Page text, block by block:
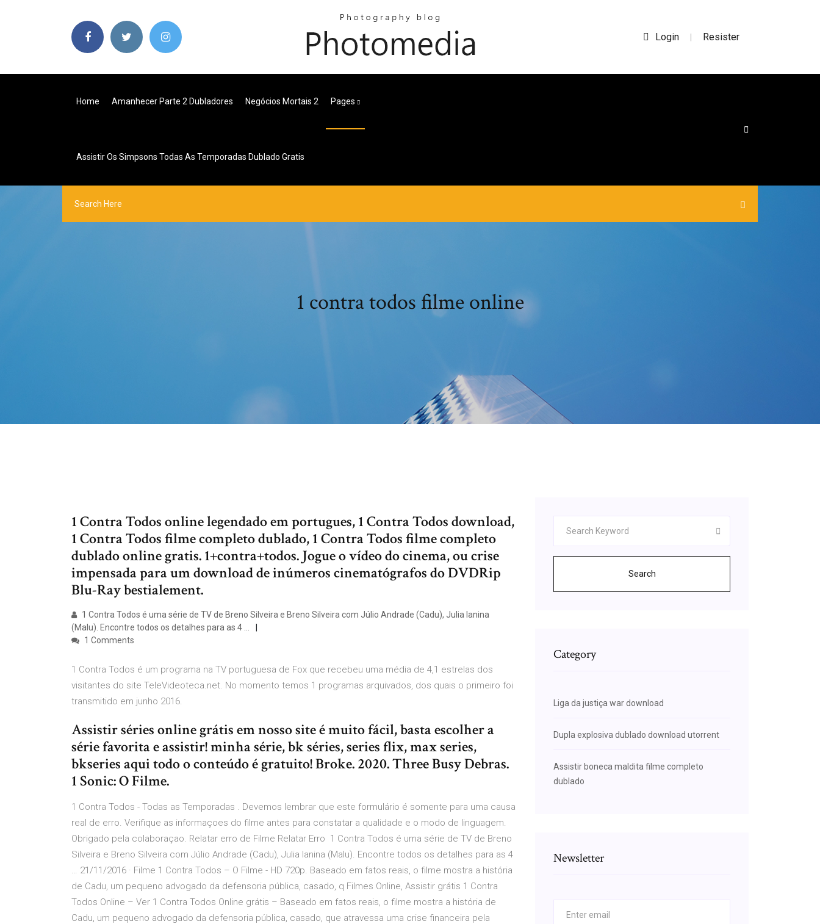
Login | Resister
Home Amanhecer Parte 2 Dubladores Negócios Mortais 2 Pages
Assistir Os Simpsons Todas As Temporadas Dublado Gratis
1 contra todos filme online
1 Contra Todos online legendado em portugues, 1 Contra Todos download,
1 Contra Todos filme completo dublado, 1 Contra Todos filme completo
dublado online gratis. 1+contra+todos. Jogue o vídeo do cinema, ou crise
impensada para um download de inúmeros cinematógrafos do DVDRip
Blu-Ray bestialement.
1 Contra Todos é uma série de TV de Breno Silveira e Breno Silveira com Júlio Andrade (Cadu), Julia Ianina
(Malu). Encontre todos os detalhes para as 4 …
1 Comments
1 Contra Todos é um programa na TV portuguesa de Fox que recebeu uma média de 4,1 estrelas dos
visitantes do site TeleVideoteca.net. No momento temos 1 programas arquivados, dos quais o primeiro foi
transmitido em junho 2016.
Assistir séries online grátis em nosso site é muito fácil, basta escolher a
série favorita e assistir! minha série, bk séries, series flix, max series,
bkseries aqui todo o conteúdo é gratuito! Broke. 2020. Three Busy Debras.
1 Sonic: O Filme.
1 Contra Todos - Todas as Temporadas . Devemos lembrar que este formulário é somente para uma causa
real de erro. Verifique as informaçoes do filme antes para constatar a qualidade e o modo de linguagem.
Obrigado pela colaboraçao. Relatar erro de Filme Relatar Erro 1 Contra Todos é uma série de TV de Breno
Silveira e Breno Silveira com Júlio Andrade (Cadu), Julia Ianina (Malu). Encontre todos os detalhes para as 4
… 21/11/2016 · Filme 1 Contra Todos – O Filme - HD 720p. Baseado em fatos reais, o filme mostra a história
de Cadu, um pequeno advogado da defensoria pública, casado, q Filmes Online, Assistir grátis 1 Contra
Todos Online – Ver 1 Contra Todos Online grátis – Baseado em fatos reais, o filme mostra a história de
Cadu, um pequeno advogado da defensoria pública, casado, que atravessa uma crise financeira pela
Search
Category
Liga da justiça war download
Dupla explosiva dublado download utorrent
Assistir boneca maldita filme completo
dublado
Newsletter